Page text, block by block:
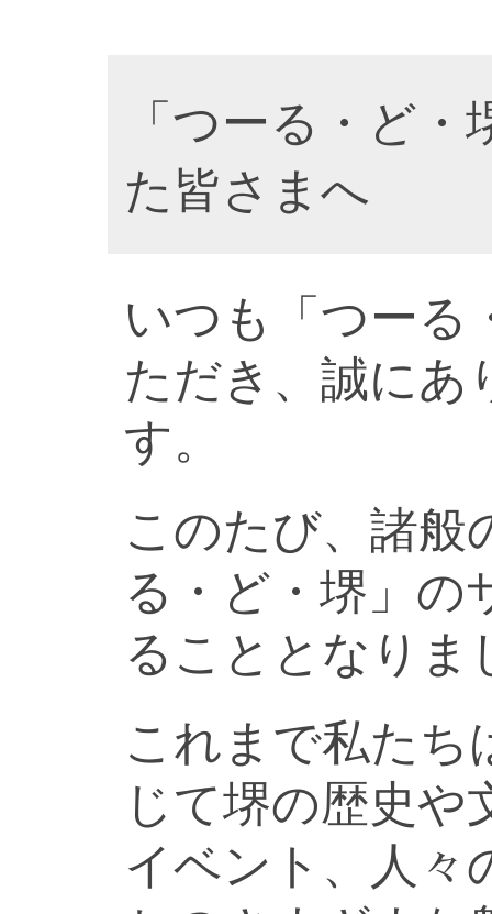
「つーる・ど
た皆さまへ
いつも「つーる
ただき、誠にあ
す。
このたび、諸般
る・ど・堺」の
ることとなりま
これまで私たち
じて堺の歴史や
イベント、人々